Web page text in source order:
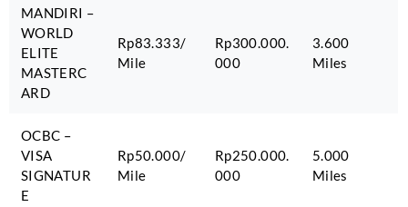
MANDIRI –
WORLD
ELITE
MASTERC
ARD
Rp83.333/
Mile
Rp300.000.
000
3.600
Miles
OCBC –
VISA
SIGNATUR
E
Rp50.000/
Mile
Rp250.000.
000
5.000
Miles